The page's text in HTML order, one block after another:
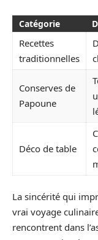
Catégorie
Recettes
traditionnelles
Conserves de
Papoune
Déco de table
La sincérité qui
vrai voyage
rencontrent dans